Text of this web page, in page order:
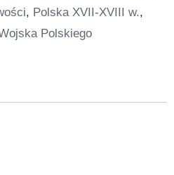
, Polska XVII-XVIII w.,
Polskiego